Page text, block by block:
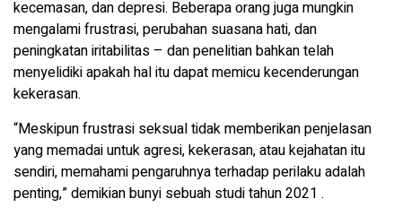
kecemasan, dan depresi. Beberapa orang juga mungkin
mengalami frustrasi, perubahan suasana hati, dan
peningkatan iritabilitas – dan penelitian bahkan telah
menyelidiki apakah hal itu dapat memicu kecenderungan
kekerasan.
“Meskipun frustrasi seksual tidak memberikan penjelasan
yang memadai untuk agresi, kekerasan, atau kejahatan itu
sendiri, memahami pengaruhnya terhadap perilaku adalah
penting,” demikian bunyi sebuah studi tahun 2021 .